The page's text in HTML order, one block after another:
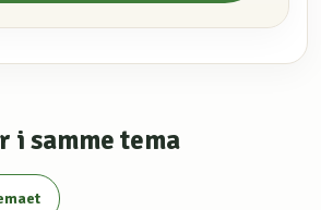
samme tema